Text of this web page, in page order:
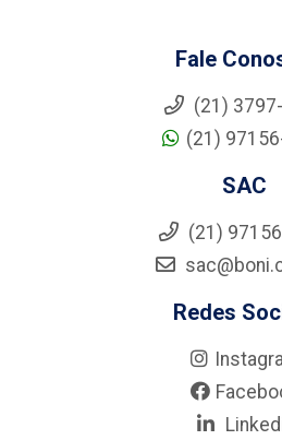
Fale
(21)
(21)
SAC
(21)
Redes